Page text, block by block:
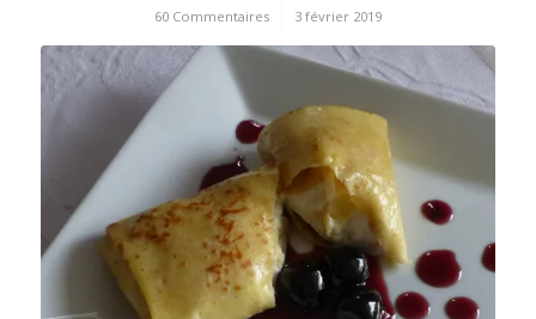
60 Commentaires
/ 3 février 2019